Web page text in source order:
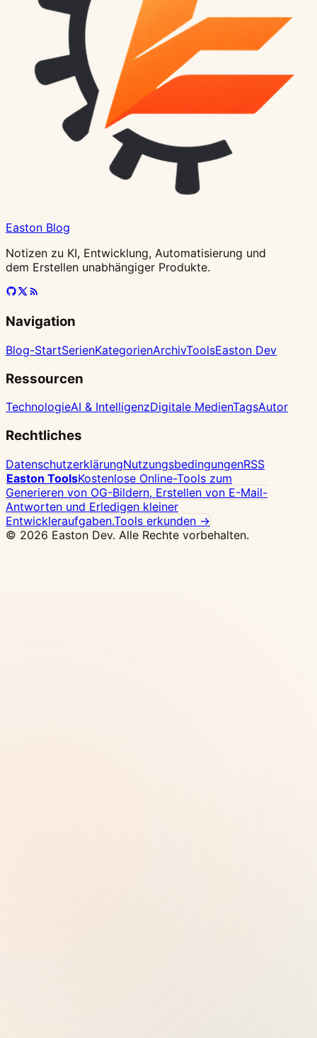
Easton Blog
Notizen zu KI, Entwicklung, Automatisierung und
dem Erstellen unabhängiger Produkte.
Navigation
Blog-StartSerienKategorienArchivToolsEaston Dev
Ressourcen
TechnologieAI & IntelligenzDigitale MedienTagsAutor
Rechtliches
DatenschutzerklärungNutzungsbedingungenRSS
Easton ToolsKostenlose Online-Tools zum
Generieren von OG-Bildern, Erstellen von E-Mail-
Antworten und Erledigen kleiner
Entwickleraufgaben.Tools erkunden →
© 2026 Easton Dev. Alle Rechte vorbehalten.